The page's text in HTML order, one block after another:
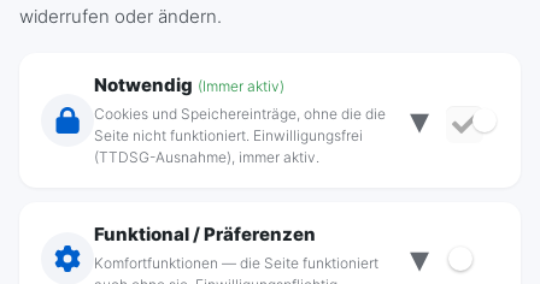
widerrufen oder ändern.
Notwendig (Immer aktiv)
Cookies und Speichereinträge, ohne die die
Seite nicht funktioniert. Einwilligungsfrei
(TTDSG-Ausnahme), immer aktiv.
▾
Funktional / Präferenzen
Komfortfunktionen — die Seite funktioniert
▾